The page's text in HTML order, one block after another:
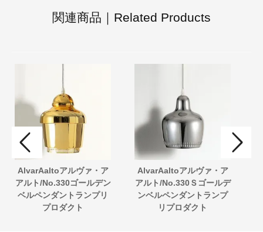
関連商品｜Related Products
AlvarAaltoアルヴァ・ア
アルト/No.330ゴールデン
ベルペンダントランプリ
プロダクト
AlvarAaltoアルヴァ・ア
アルト/No.330Ｓゴールデ
ンベルペンダントランプ
リプロダクト